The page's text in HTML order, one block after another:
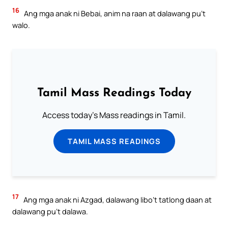
16 Ang mga anak ni Bebai, anim na raan at dalawang pu’t
walo.
Tamil Mass Readings Today
Access today's Mass readings in Tamil.
TAMIL MASS READINGS
17 Ang mga anak ni Azgad, dalawang libo’t tatlong daan at
dalawang pu’t dalawa.